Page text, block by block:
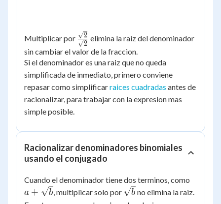
Multiplicar por \frac{\sqrt{2}}
{\sqrt{2}}
2
2 elimina la raiz del denominador
sin cambiar el valor de la fraccion.
Si el denominador es una raiz que no queda
simplificada de inmediato, primero conviene
repasar como simplificarraices cuadradas antes de
racionalizar, para trabajar con la expresion mas
simple posible.
Racionalizar denominadores binomiales
usando el conjugado
Cuando el denominador tiene dos terminos, como
a + b , multiplicar solo por \sqrt{b}
b no elimina la raiz.